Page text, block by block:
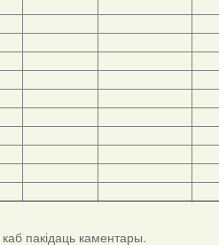
каб пакідаць каментары.